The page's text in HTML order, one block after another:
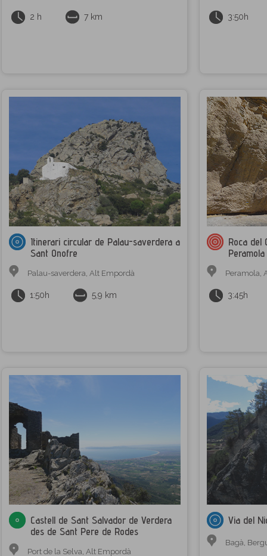
2 h 7 km 3:50h
Itinerari circular de Palau-saverdera a
Sant Onofre
Palau-saverdera, Alt Empordà
1:50h 5,9 km
Roca del
Peramola
Peramola,
3:45h
Castell de Sant Salvador de Verdera
des de Sant Pere de Rodes
Port de la Selva, Alt Empordà
Via del
Bagà,